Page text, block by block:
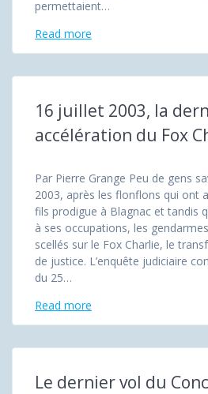
permettaient…
Read more
16 juillet 2003, la
accélération du Fox
Par Pierre Grange Peu de gens
2003, après les flonflons qui ont
fils prodigue à Blagnac et tandis
à ses occupations, les
scellés sur le Fox Charlie, le
de justice. L’enquête judiciaire
du 25…
Read more
Le dernier vol du